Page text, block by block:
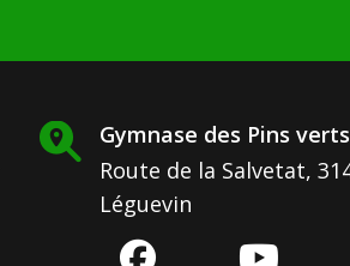
Gymnase des Pins verts
Route de la Salvetat,
Léguevin
fab
fab